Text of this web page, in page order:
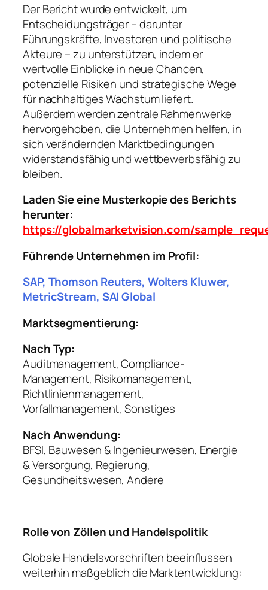
Der Bericht wurde entwickelt, um
Entscheidungsträger – darunter
Führungskräfte, Investoren und politische
Akteure – zu unterstützen, indem er
wertvolle Einblicke in neue Chancen,
potenzielle Risiken und strategische Wege
für nachhaltiges Wachstum liefert.
Außerdem werden zentrale Rahmenwerke
hervorgehoben, die Unternehmen helfen, in
sich verändernden Marktbedingungen
widerstandsfähig und wettbewerbsfähig zu
bleiben.
Laden Sie eine Musterkopie des Berichts
herunter:
https://globalmarketvision.com/
Führende Unternehmen im Profil:
SAP, Thomson Reuters, Wolters Kluwer,
MetricStream, SAI Global
Marktsegmentierung:
Nach Typ:
Auditmanagement, Compliance-
Management, Risikomanagement,
Richtlinienmanagement,
Vorfallmanagement, Sonstiges
Nach Anwendung:
BFSI, Bauwesen & Ingenieurwesen, Energie
& Versorgung, Regierung,
Gesundheitswesen, Andere
Rolle von Zöllen und Handelspolitik
Globale Handelsvorschriften beeinflussen
weiterhin maßgeblich die Marktentwicklung: